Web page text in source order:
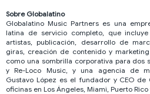
Sobre Globalatino
Globalatino Music Partners es una
latina de servicio completo, que
artistas, publicación, desarrollo de
giras, creación de contenido y
como una sombrilla corporativa para dos
y Re-Loco Music, y una agencia de
Gustavo López es el fundador y CEO de
oficinas en Los Ángeles, Miami, Puerto Rico